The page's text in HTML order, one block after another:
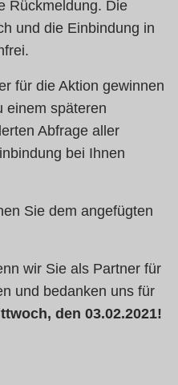
Rückmeldung. Die
und die Einbindung in
für die Aktion gewinnen
einem späteren
Abfrage aller
bei Ihnen
Sie dem angefügten
wir Sie als Partner für
und bedanken uns für
den 03.02.2021!